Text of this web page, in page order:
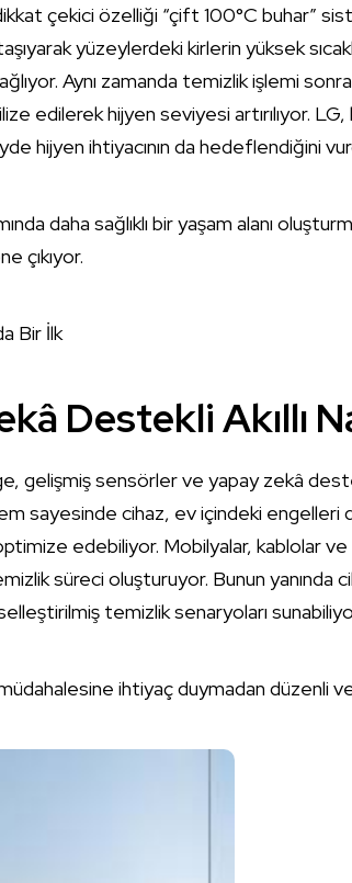
çekici özelliği “çift 100°C buhar”
yüzeylerdeki kirlerin yüksek
Aynı zamanda temizlik işlemi
edilerek hijyen seviyesi artırılıyor.
hijyen ihtiyacının da hedeflendiğini
daha sağlıklı bir yaşam alanı
çıkıyor.
Destekli Akıllı
gelişmiş sensörler ve yapay zekâ
sayesinde cihaz, ev içindeki engelleri
edebiliyor. Mobilyalar, kablolar ve
süreci oluşturuyor. Bunun yanında
temizlik senaryoları
ihtiyaç duymadan düzenli